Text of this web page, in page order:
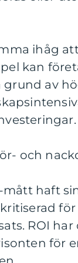
ihåg
kan
grund av
och
mått haft
ROI
för